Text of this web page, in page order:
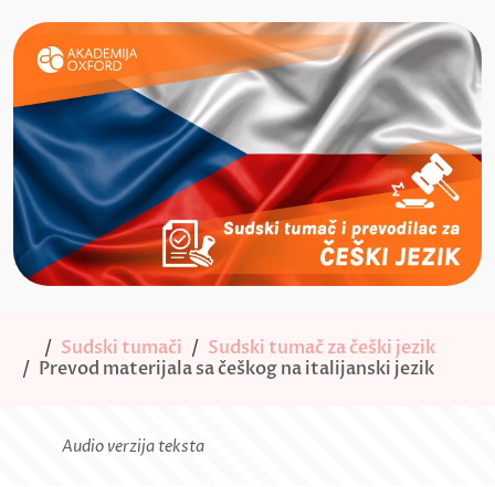
Sudski tumači
Sudski tumač za češki jezik
Prevod materijala sa češkog na italijanski jezik
Audio verzija teksta